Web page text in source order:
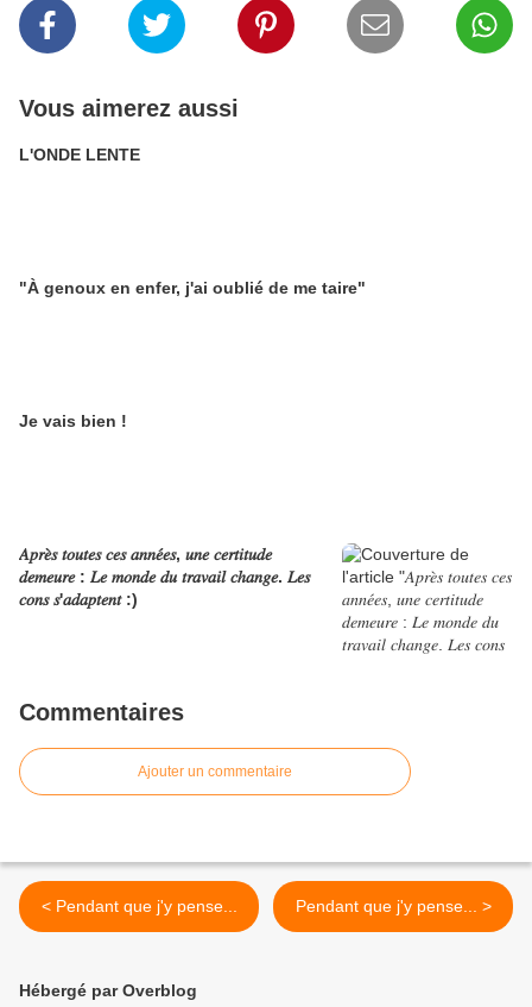
Vous aimerez aussi
L'ONDE LENTE
"À genoux en enfer, j'ai oublié de me taire"
Je vais bien !
𝐴𝑝𝑟𝑒̀𝑠 𝑡𝑜𝑢𝑡𝑒𝑠 𝑐𝑒𝑠 𝑎𝑛𝑛𝑒́𝑒𝑠, 𝑢𝑛𝑒 𝑐𝑒𝑟𝑡𝑖𝑡𝑢𝑑𝑒
𝑑𝑒𝑚𝑒𝑢𝑟𝑒 : 𝐿𝑒 𝑚𝑜𝑛𝑑𝑒 𝑑𝑢 𝑡𝑟𝑎𝑣𝑎𝑖𝑙 𝑐ℎ𝑎𝑛𝑔𝑒. 𝐿𝑒𝑠
𝑐𝑜𝑛𝑠 𝑠'𝑎𝑑𝑎𝑝𝑡𝑒𝑛𝑡 :)
Commentaires
Ajouter un commentaire
< Pendant que j'y pense... Pendant que j'y pense... >
Hébergé par Overblog